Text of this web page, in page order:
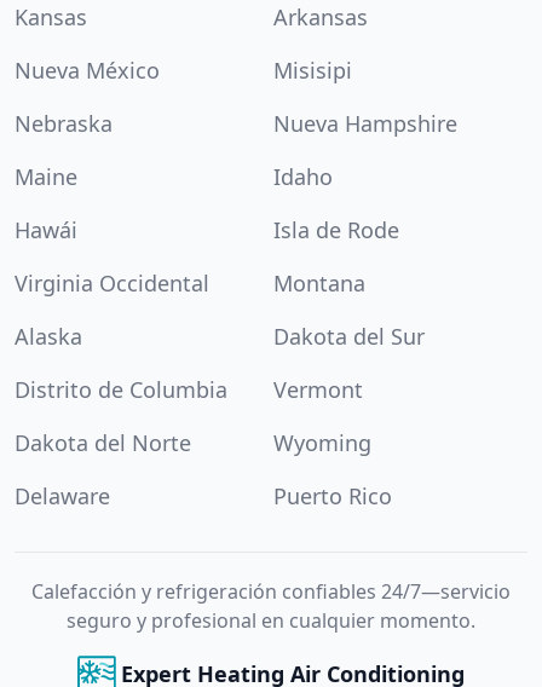
Kansas
Arkansas
Nueva México
Misisipi
Nebraska
Nueva Hampshire
Maine
Idaho
Hawái
Isla de Rode
Virginia Occidental
Montana
Alaska
Dakota del Sur
Distrito de Columbia
Vermont
Dakota del Norte
Wyoming
Delaware
Puerto Rico
Calefacción y refrigeración confiables 24/7—servicio
seguro y profesional en cualquier momento.
Expert Heating Air Conditioning